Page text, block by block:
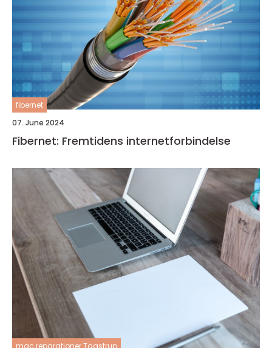
fibernet
07. June 2024
Fibernet: Fremtidens internetforbindelse
mac reparationer Taastrup